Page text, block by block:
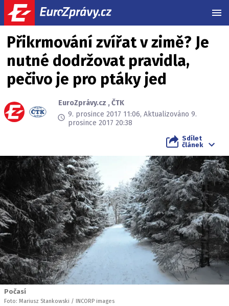
Přikrmování zvířat v zimě? Je
nutné dodržovat pravidla,
pečivo je pro ptáky jed
EuroZprávy.cz ,ČTK
9. prosince 2017 11:06, Aktualizováno 9.
prosince 2017 20:38
Sdílet
článek
Počasí
Foto: Mariusz Stankowski / INCORP images